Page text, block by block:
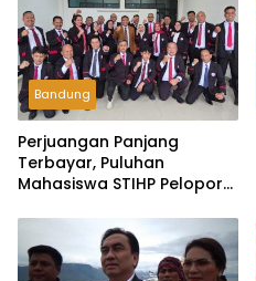
Bandung
Perjuangan Panjang
Terbayar, Puluhan
Mahasiswa STIHP Pelopor
Skripsi